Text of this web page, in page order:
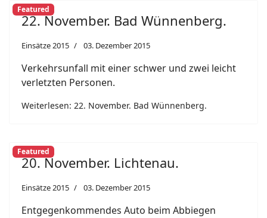
Featured
22. November. Bad Wünnenberg.
Einsätze 2015 03. Dezember 2015
Verkehrsunfall mit einer schwer und zwei leicht
verletzten Personen.
Weiterlesen: 22. November. Bad Wünnenberg.
Featured
20. November. Lichtenau.
Einsätze 2015 03. Dezember 2015
Entgegenkommendes Auto beim Abbiegen